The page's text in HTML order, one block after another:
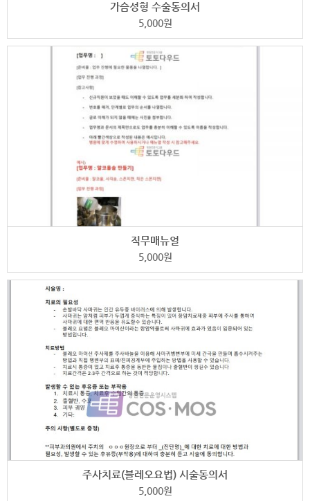
가슴성형 수술동의서
5,000원
직무매뉴얼
5,000원
주사치료(블레오요법) 시술동의서
5,000원